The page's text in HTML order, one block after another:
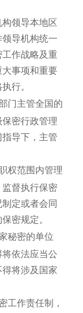
领导本地区
导机构统一
作战略及重
事项和重要
行。
门主管全国的
密行政管理
导下，主管
权范围内管理
督执行保密
定或者会同
密规定。
秘密的单位
将依法应当公
将涉及国家
工作责任制，